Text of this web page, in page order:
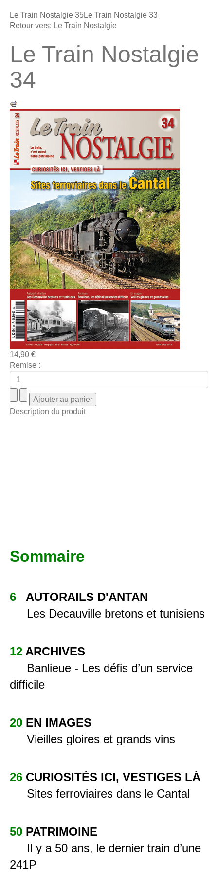
Le Train Nostalgie 35Le Train Nostalgie 33
Retour vers: Le Train Nostalgie
Le Train Nostalgie
34
14,90 €
Remise :
Description du produit
Sommaire
6 AUTORAILS D'ANTAN
Les Decauville bretons et tunisiens
12 ARCHIVES
Banlieue - Les défis d’un service
difficile
20 EN IMAGES
Vieilles gloires et grands vins
26 CURIOSITÉS ICI, VESTIGES LÀ
Sites ferroviaires dans le Cantal
50 PATRIMOINE
Il y a 50 ans, le dernier train d’une
241P